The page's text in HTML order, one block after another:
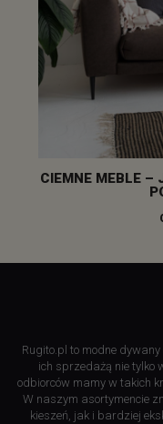
CIEMNE MEBLE –
Rugito.pl to modne
ich sprzedażą nie tylko
odbiorców mamy w takich
W naszym asortymencie
kieszeń, jak i bardziej